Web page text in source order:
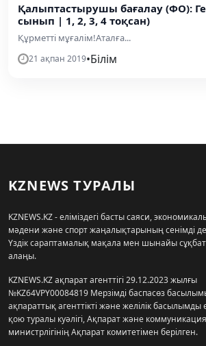
Қалыптастырушы бағалау (ФО):
сынып | 1, 2, 3, 4 тоқсан)
Құрметті мұғалім!Аталға...
21 ақпан 2019•Білім
KZNEWS ТУРАЛЫ
KZNEWS.KZ - еліміздегі басты саяси,
мәдени және спорт жаңалықтарының сенімді
Үздік сараптамалық мақала мен шынайы
алаңы.
KZNEWS.KZ ақпарат агенттігі 29.12.2023 жылғы
№KZ64VPY00084819 Мерзімді баспасөз
ақпараттық агенттікті және желілік басылымды
қою туралы куәлігі, Ақпарат және коммуникация
министрлігінің Ақпарат комитетімен берілген.